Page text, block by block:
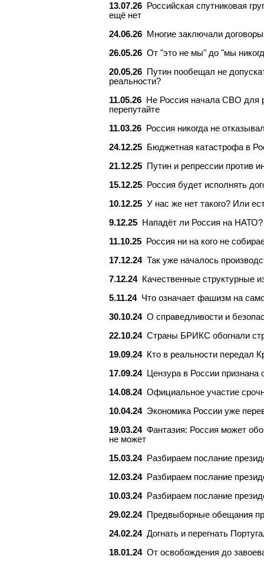
13.07.26
Российская спутниковая
ещё нет
24.06.26
Многие заключали
26.05.26 От "это не мы" до "мы
20.05.26
Путин пообещал не
реальности?
11.05.26
Не Россия начала СВО для
перепутайте
11.03.26
Россия никогда не
24.12.25
Бюджетная катастрофа в
21.12.25
Путин и репрессии против
15.12.25
Россия будет исполнять
10.12.25 У нас же нет такого? Или
9.12.25
Нападëт ли Россия на
11.10.25
Россия ни на кого не
17.12.24 Так уже началось
7.12.24
Качественные структурные
5.11.24 Что означает фашизм на
30.10.24 О справедливости и
22.10.24 Страны БРИКС обогнали
19.09.24
Кто в реальности передал
17.09.24
Цензура в России
14.08.24 Официальное участие
10.04.24 Экономика России уже
19.03.24 Фантазия: Россия может
не может
15.03.24
Разбираем послание
12.03.24
Разбираем послание
10.03.24
Разбираем послание
29.02.24
Предвыборные обещания
24.02.24 Догнать и перегнать
18.01.24 От освобождения до